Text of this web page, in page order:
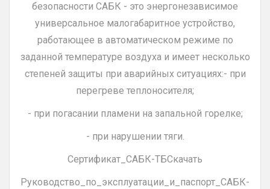
безопасности САБК - это энергонезависимое
универсальное малогабаритное устройство,
работающее в автоматическом режиме по
заданной температуре воздуха и имеет несколько
степеней защиты при аварийных ситуациях:- при
перегреве теплоносителя;
- при погасании пламени на запальной горелке;
- при нарушении тяги.
Сертификат_САБК-ТБСкачать
Руководство_по_эксплуатации_и_паспорт_САБК-